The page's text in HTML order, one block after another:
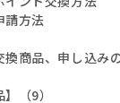
請方法
商品、申し込み
（9）